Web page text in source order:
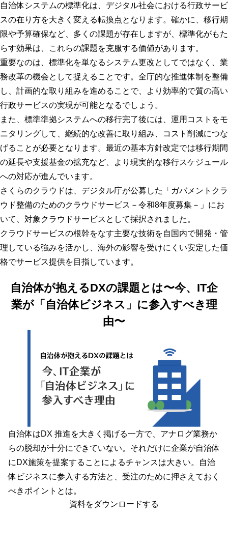
自治体システムの標準化は、デジタル社会における行政サービ
スの在り方を大きく変える転換点となります。確かに、移行期
限や予算確保など、多くの課題が存在しますが、標準化がもた
らす効果は、これらの課題を克服する価値があります。
重要なのは、標準化を単なるシステム更改としてではなく、業
務改革の機会として捉えることです。全庁的な推進体制を整備
し、計画的な取り組みを進めることで、より効率的で質の高い
行政サービスの実現が可能となるでしょう。
また、標準準拠システムへの移行完了後には、運用コストをモ
ニタリングして、継続的な改善に取り組み、コスト削減につな
げることが必要となります。最近の基本方針改定では移行期間
の延長や支援基金の拡充など、より現実的な移行スケジュール
への対応が進んでいます。
さくらのクラウドは、デジタル庁が公募した「ガバメントクラ
ウド整備のためのクラウドサービス－令和8年度募集－」にお
いて、対象クラウドサービスとして採択されました。
クラウドサービスの根幹をなす主要な技術を自国内で開発・管
理している強みを活かし、海外の影響を受けにくい安定した価
格でサービス提供を目指しています。
自治体が抱えるDXの課題とは〜今、IT企
業が「自治体ビジネス」に参入すべき理
由〜
自治体はDX 推進を大きく掲げる一方で、アナログ業務か
らの脱却が十分にできていない。それだけに企業が自治体
にDX施策を提案することによるチャンスは大きい。自治
体ビジネスに参入する方法と、受注のために押さえておく
べきポイントとは。
資料をダウンロードする